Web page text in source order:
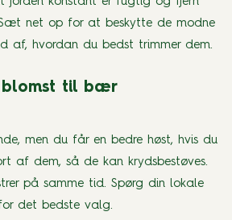
Sæt net op for at beskytte de modne
af, hvordan du bedst trimmer dem.
blomst til bær
men du får en bedre høst, hvis du
af dem, så de kan krydsbestøves.
på samme tid. Spørg din lokale
det bedste valg.